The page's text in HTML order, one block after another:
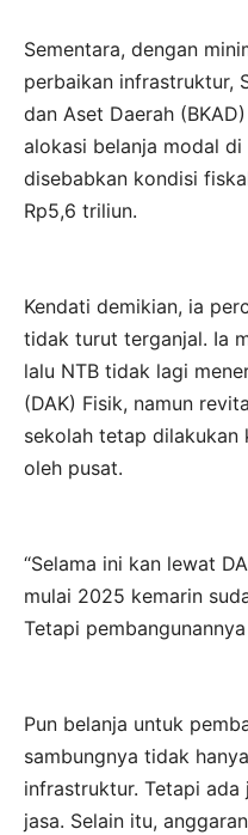
Sementara, dengan
perbaikan infrastruktur,
dan Aset Daerah
alokasi belanja modal
disebabkan kondisi
Rp5,6 triliun.
Kendati demikian, ia
tidak turut terganjal. Ia
lalu NTB tidak lagi
(DAK) Fisik, namun
sekolah tetap dilakukan
oleh pusat.
“Selama ini kan lewat
mulai 2025 kemarin
Tetapi
Pun belanja untuk
sambungnya tidak
infrastruktur. Tetapi
jasa. Selain itu,